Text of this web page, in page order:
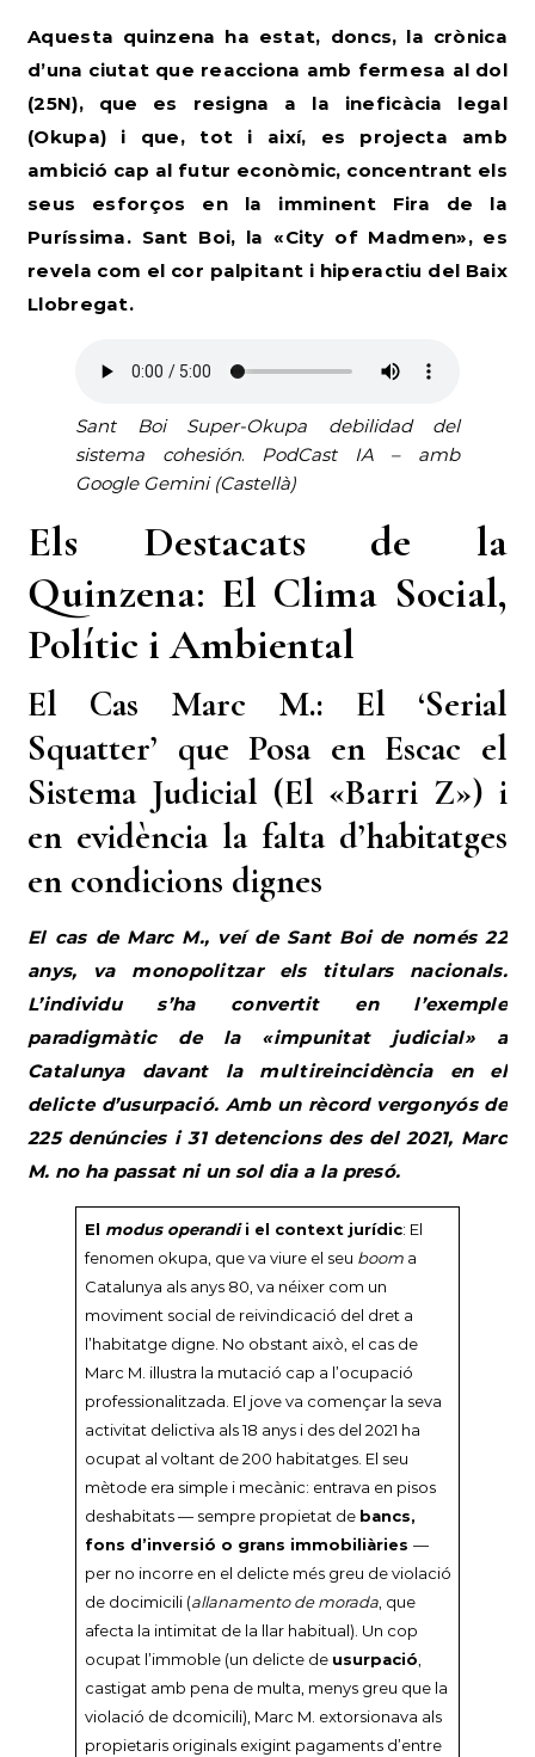
Aquesta quinzena ha estat, doncs, la crònica
d’una ciutat que reacciona amb fermesa al dol
(25N), que es resigna a la ineficàcia legal
(Okupa) i que, tot i així, es projecta amb
ambició cap al futur econòmic, concentrant els
seus esforços en la imminent Fira de la
Puríssima. Sant Boi, la «City of Madmen», es
revela com el cor palpitant i hiperactiu del Baix
Llobregat.
Sant Boi Super-Okupa debilidad del
sistema cohesión. PodCast IA – amb
Google Gemini (Castellà)
Els Destacats de la
Quinzena: El Clima Social,
Polític i Ambiental
El Cas Marc M.: El ‘Serial
Squatter’ que Posa en Escac el
Sistema Judicial (El «Barri Z») i
en evidència la falta d’habitatges
en condicions dignes
El cas de Marc M., veí de Sant Boi de només 22
anys, va monopolitzar els titulars nacionals.
L’individu s’ha convertit en l’exemple
paradigmàtic de la «impunitat judicial» a
Catalunya davant la multireincidència en el
delicte d’usurpació. Amb un rècord vergonyós de
225 denúncies i 31 detencions des del 2021, Marc
M. no ha passat ni un sol dia a la presó.
El modus operandii el context jurídic: El
fenomen okupa, que va viure el seu booma
Catalunya als anys 80, va néixer com un
moviment social de reivindicació del dret a
l’habitatge digne. No obstant això, el cas de
Marc M. il·lustra la mutació cap a l’ocupació
professionalitzada. El jove va començar la seva
activitat delictiva als 18 anys i des del 2021 ha
ocupat al voltant de 200 habitatges. El seu
mètode era simple i mecànic: entrava en pisos
deshabitats — sempre propietat de bancs,
fons d’inversió o grans immobiliàries —
per no incorre en el delicte més greu de violació
de docimicili (allanamento de morada, que
afecta la intimitat de la llar habitual). Un cop
ocupat l’immoble (un delicte de usurpació
castigat amb pena de multa, menys greu que la
violació de dcomicili), Marc M. extorsionava als
propietaris originals exigint pagaments d’entre